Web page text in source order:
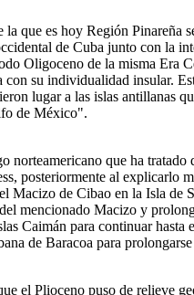
que es hoy Región Pinareña
de Cuba junto con la
Oligoceno de la misma Era
su individualidad insular.
lugar a las islas antillanas
de México".
que ha
posteriormente al explicarlo
Macizo de Cibao en la Isla
mencionado Macizo y
Caimán para continuar
de Baracoa para
el Plioceno puso de relieve